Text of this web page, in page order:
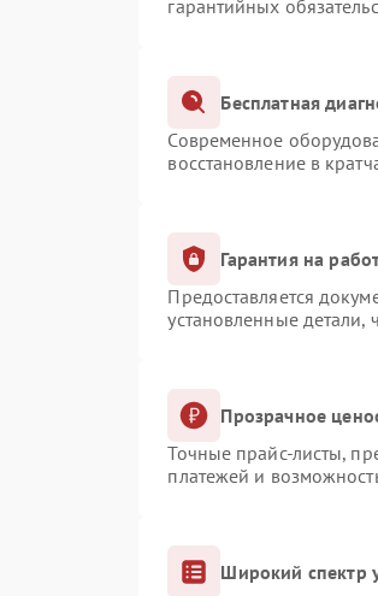
гарантийных
Бесплатная
Современное
восстановление в
Гарантия на
Предоставляется
установленные детали,
Прозрачное
Точные прайс-листы,
платежей и
Широкий спектр